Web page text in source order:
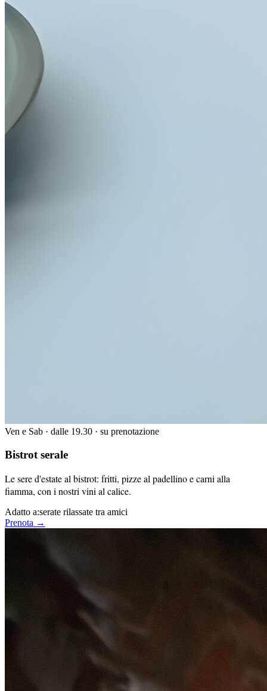
Ven e Sab · dalle 19.30 · su prenotazione
Bistrot serale
Le sere d'estate al bistrot: fritti, pizze al padellino e carni alla
fiamma, con i nostri vini al calice.
Adatto a:serate rilassate tra amici
Prenota →